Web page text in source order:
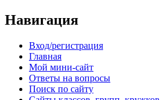
Навигация
Вход/регистрация
Главная
Мой мини-сайт
Ответы на вопросы
Поиск по сайту